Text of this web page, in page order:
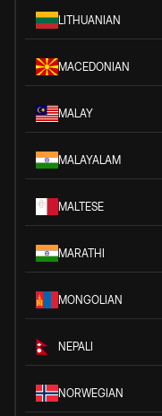
LITHUANIAN
MACEDONIAN
MALAY
MALAYALAM
MALTESE
MARATHI
MONGOLIAN
NEPALI
NORWEGIAN